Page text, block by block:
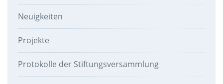
Neuigkeiten
Projekte
Protokolle der Stiftungsversammlung